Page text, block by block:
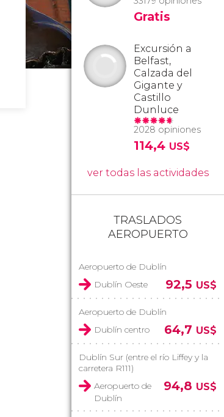
Gratis
Excursión a
Belfast,
Calzada del
Gigante y
Castillo
Dunluce
2028 opiniones
114,4 US$
ver todas las actividades
TRASLADOS
AEROPUERTO
Aeropuerto de Dublín
Dublín Oeste
92,5 US$
Aeropuerto de Dublín
Dublín centro
64,7 US$
Dublín Sur (entre el río Liffey y la
carretera R111)
Aeropuerto de
Dublín
94,8 US$